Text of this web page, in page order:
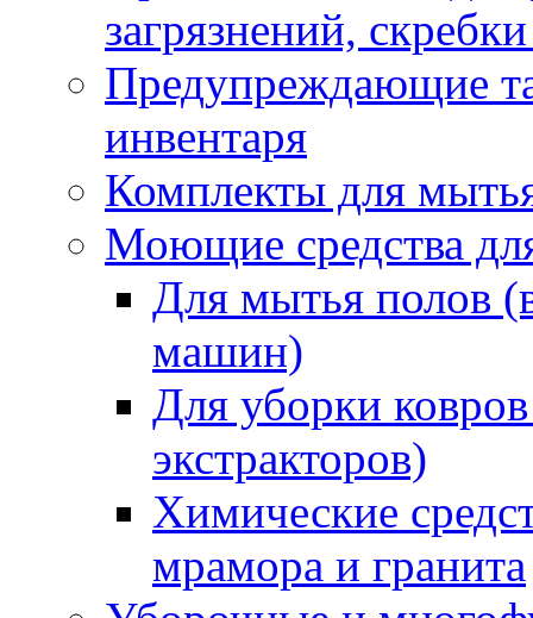
загрязнений,
Предупреждающие
инвентаря
Комплекты для
Моющие средства
Для мытья полов
машин)
Для уборки
экстракторов)
Химические
мрамора и гранита